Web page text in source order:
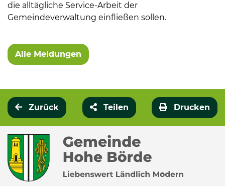
die alltägliche Service-Arbeit der
Gemeindeverwaltung einfließen sollen.
Alle Meldungen
Zurück Teilen Drucken